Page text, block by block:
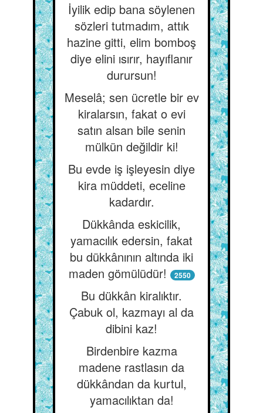
İyilik edip bana söylenen
sözleri tutmadım, attık
hazine gitti, elim bomboş
diye elini ısırır, hayıflanır
durursun!
Meselâ; sen ücretle bir ev
kiralarsın, fakat o evi
satın alsan bile senin
mülkün değildir ki!
Bu evde iş işleyesin diye
kira müddeti, eceline
kadardır.
Dükkânda eskicilik,
yamacılık edersin, fakat
bu dükkânının altında iki
maden gömülüdür!
2550
Bu dükkân kiralıktır.
Çabuk ol, kazmayı al da
dibini kaz!
Birdenbire kazma
madene rastlasın da
dükkândan da kurtul,
yamacılıktan da!